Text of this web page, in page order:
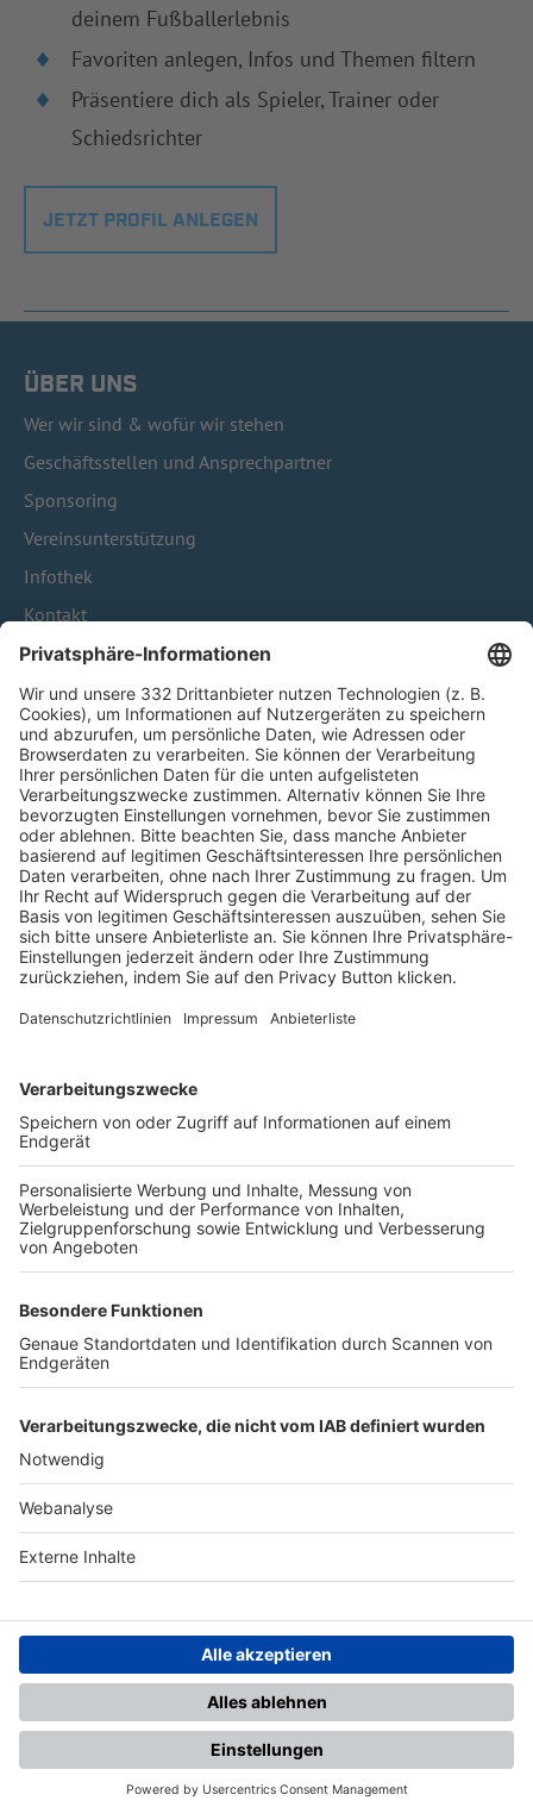
deinem Fußballerlebnis
Favoriten anlegen, Infos und Themen filtern
Präsentiere dich als Spieler, Trainer oder
Schiedsrichter
JETZT PROFIL ANLEGEN
ÜBER UNS
Wer wir sind & wofür wir stehen
Geschäftsstellen und Ansprechpartner
Sponsoring
Vereinsunterstützung
Infothek
Kontakt
HÄUFIG BESUCHTE SEITEN
Pässe und Vereinswechsel
Trainerausbildung
Schulungsangebot Vereinsmitarbeiter
BFV-Geschäftsstellen
Trainerbörse
Login SpielPlus
FOLGE DEM BFV
TOP-VEREINE
TOP-PARTNER
Nutzungsbedingungen Datenschutz Impressum